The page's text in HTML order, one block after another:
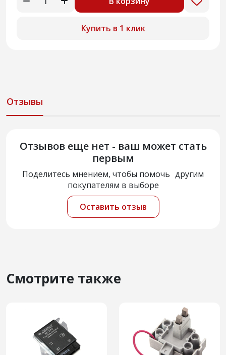
Купить в 1 клик
Отзывы
Отзывов еще нет - ваш может стать
первым
Поделитесь мнением, чтобы помочь другим
покупателям в выборе
Оставить отзыв
Смотрите также